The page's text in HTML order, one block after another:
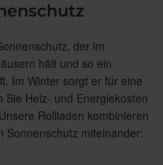
der im
hält und so ein
Im Winter sorgt er für eine
Heiz- und Energiekosten
Rollladen kombinieren
Sonnenschutz miteinander: